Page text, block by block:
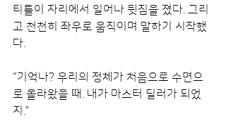
티틀이 자리에서 일어나 뒷짐을 졌다. 그리
고 천천히 좌우로 움직이며 말하기 시작했
다.
“기억나? 우리의 정체가 처음으로 수면으
로 올라왔을 때. 내가 마스터 딜러가 되었
지.”